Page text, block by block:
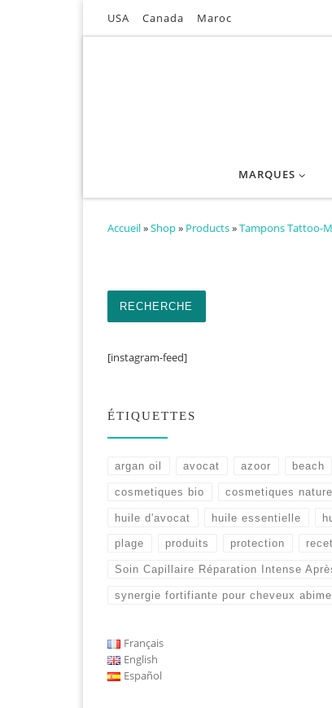
Passer au contenu
USA Canada Maroc
MARQUES
Accueil»Shop» Products»Tampons Tattoo-
RECHERCHE
[instagram-feed]
ÉTIQUETTES
argan oil avocat azoor beach
cosmetiques bio cosmetiques
huile d'avocat huile essentielle
plage produits protection
Soin Capillaire Réparation Intense
synergie fortifiante pour cheveux
Français
English
Español